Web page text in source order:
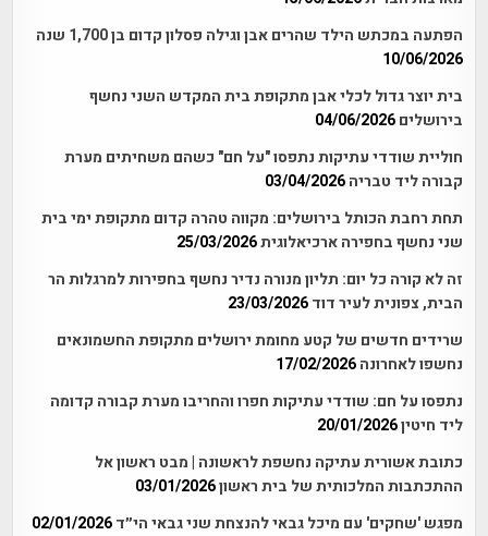
הפתעה במכתש הילד שהרים אבן וגילה פסלון קדום בן 1,700 שנה
10/06/2026
בית יוצר גדול לכלי אבן מתקופת בית המקדש השני נחשף
בירושלים 04/06/2026
חוליית שודדי עתיקות נתפסו "על חם" כשהם משחיתים מערת
קבורה ליד טבריה 03/04/2026
תחת רחבת הכותל בירושלים: מקווה טהרה קדום מתקופת ימי בית
שני נחשף בחפירה ארכיאלוגית25/03/2026
זה לא קורה כל יום: תליון מנורה נדיר נחשף בחפירות למרגלות הר
הבית, צפונית לעיר דוד 23/03/2026
שרידים חדשים של קטע מחומת ירושלים מתקופת החשמונאים
נחשפו לאחרונה 17/02/2026
נתפסו על חם: שודדי עתיקות חפרו והחריבו מערת קבורה קדומה
ליד חיטין20/01/2026
כתובת אשורית עתיקה נחשפת לראשונה | מבט ראשון אל
ההתכתבות המלכותית של בית ראשון03/01/2026
מפגש 'שחקים' עם מיכל גבאי להנצחת שני גבאי הי״ד 02/01/2026